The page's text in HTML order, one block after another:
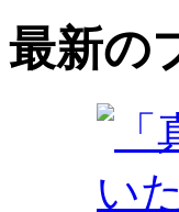
最新の